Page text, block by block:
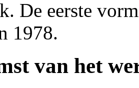
De eerste
1978.
van het